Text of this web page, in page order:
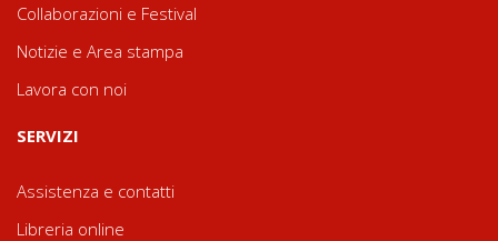
Collaborazioni e Festival
Notizie e Area stampa
Lavora con noi
SERVIZI
Assistenza e contatti
Libreria online